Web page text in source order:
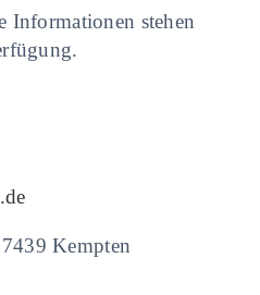
Informationen stehen
Kempten